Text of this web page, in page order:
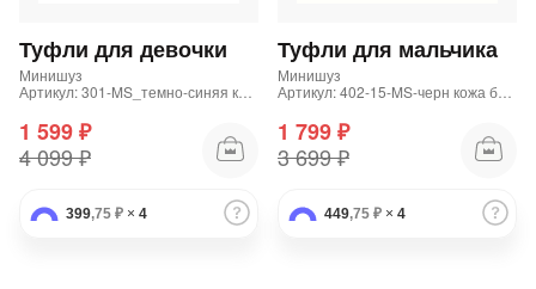
Туфли для девочки
Минишуз
1 599 ₽
4 099 ₽
399,75 ₽ × 4
Туфли для мальчика
Минишуз
1 799 ₽
3 699 ₽
449,75 ₽ × 4
в корзину
Оплачивайте сегодня только
25
% картой любого банка
Получайте товар